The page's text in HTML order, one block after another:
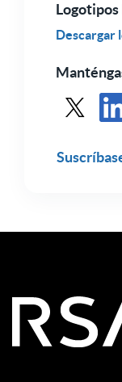
Logotipos
Descargar